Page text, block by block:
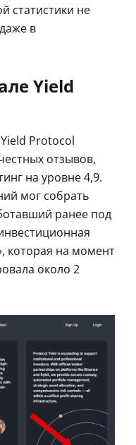
статистики не
в
Yield
Protocol
отзывов,
на уровне 4,9.
мог собрать
ранее под
которая на момент
около 2